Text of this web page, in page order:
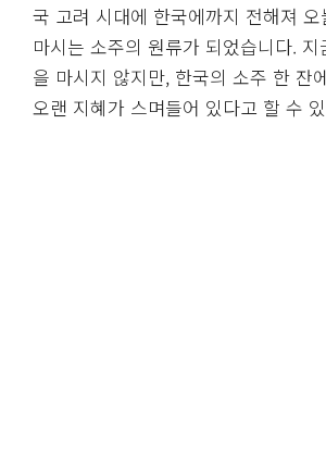
국 고려 시대에 한국에까지 전해져
마시는 소주의 원류가 되었습니다.
을 마시지 않지만, 한국의 소주 한 잔
오랜 지혜가 스며들어 있다고 할 수